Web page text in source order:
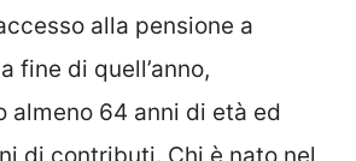
alla pensione a
fine di quell’anno,
almeno 64 anni di età ed